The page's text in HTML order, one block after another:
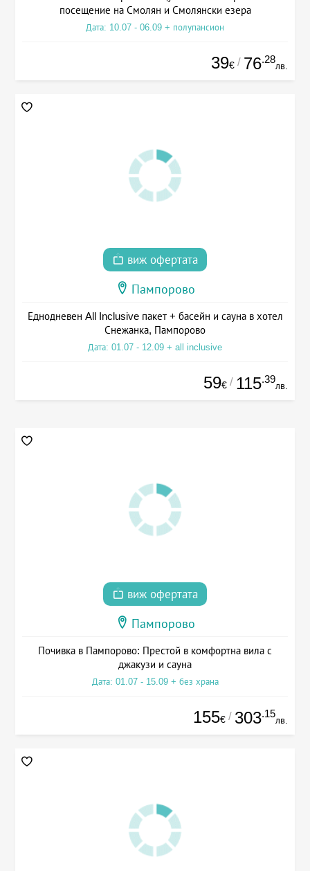
посещение на Смолян и Смолянски езера
Дата: 10.07 - 06.09 + полупансион
39€ / 76.28
лв.
виж офертата
Пампорово
Еднодневен All Inclusive пакет + басейн и сауна в хотел
Снежанка, Пампорово
Дата: 01.07 - 12.09 + all inclusive
59€ / 115.39
лв.
виж офертата
Пампорово
Почивка в Пампорово: Престой в комфортна вила с
джакузи и сауна
Дата: 01.07 - 15.09 + без храна
155€ / 303.15
лв.